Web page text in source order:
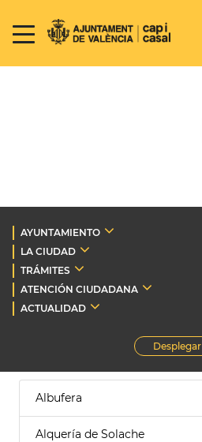
AYUNTAMIENTO
LA CIUDAD
TRÁMITES
ATENCIÓN CIUDADANA
ACTUALIDAD
Desplegar
Albufera
Alquería de Solache